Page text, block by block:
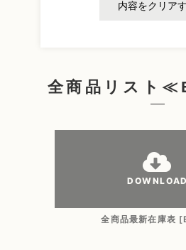
内容をクリア
全商品リスト
DOWNLOAD
全商品最新在庫表